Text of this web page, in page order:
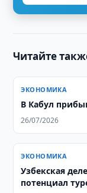
Читайте
ЭКОНОМИКА
В Кабул
26/07/2026
ЭКОНОМИКА
Узбекская
потенциал